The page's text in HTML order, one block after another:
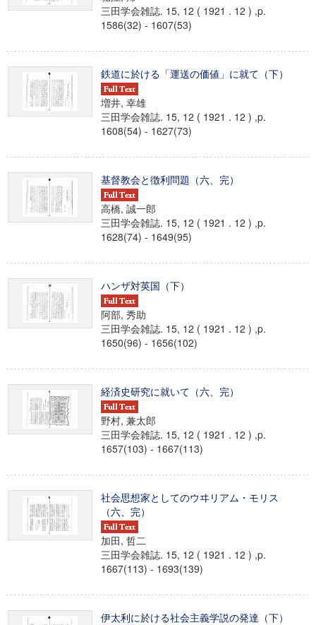
三田学会雑誌. 15, 12 ( 1921 . 12 ) ,p.
1586(32) - 1607(53)
鉄道に於ける「運送の価値」に就て（下）
増井, 幸雄
三田学会雑誌. 15, 12 ( 1921 . 12 ) ,p.
1608(54) - 1627(73)
基督教会と徴利問題（六、完）
高橋, 誠一郎
三田学会雑誌. 15, 12 ( 1921 . 12 ) ,p.
1628(74) - 1649(95)
ハンザ対英国（下）
阿部, 秀助
三田学会雑誌. 15, 12 ( 1921 . 12 ) ,p.
1650(96) - 1656(102)
経済史研究に就いて（六、完）
野村, 兼太郎
三田学会雑誌. 15, 12 ( 1921 . 12 ) ,p.
1657(103) - 1667(113)
社会思想家としてのウヰリアム・モリス
（六、完）
加田, 哲二
三田学会雑誌. 15, 12 ( 1921 . 12 ) ,p.
1667(113) - 1693(139)
伊太利に於ける社会主義学説の発達（下）